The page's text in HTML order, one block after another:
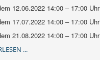
12.06.2022 14:00 – 17:00 Uhr
17.07.2022 14:00 – 17:00 Uhr
21.08.2022 14:00 – 17:00 Uhr
...